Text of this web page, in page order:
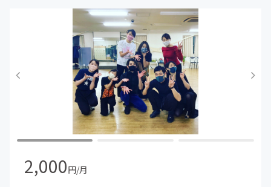
2,000円/月